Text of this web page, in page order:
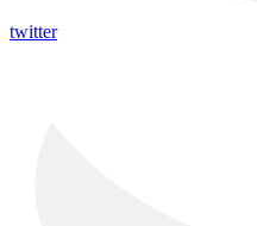
twitter